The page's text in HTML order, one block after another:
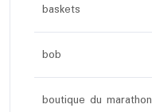
baskets
bob
boutique du marathon